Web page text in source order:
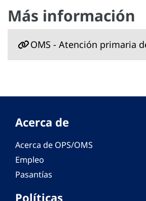
Más información
OMS - Atención primaria
Acerca de
Acerca de OPS/OMS
Empleo
Pasantías
Políticas